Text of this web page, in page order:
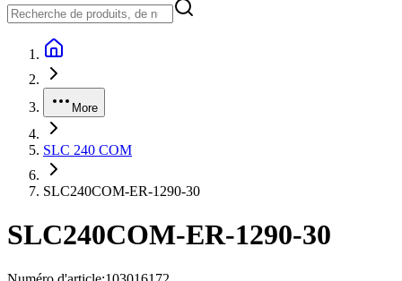
More
SLC 240 COM
SLC240COM-ER-1290-30
SLC240COM-ER-1290-30